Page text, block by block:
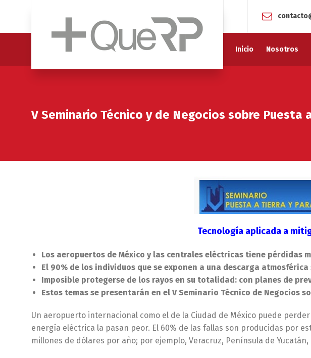
Inicio Nosotros
V Seminario Técnico y de Negocios sobre Puesta
Tecnología aplicada a
Los aeropuertos de México y las centrales eléctricas tiene pérdidas
El 90% de los individuos que se exponen a una descarga
Imposible protegerse de los rayos en su totalidad: con planes de
Estos temas se presentarán en el V Seminario Técnico de Negocios
Un aeropuerto internacional como el de la Ciudad de México puede
energía eléctrica la pasan peor. El 60% de las fallas son producidas por
millones de dólares por año; por ejemplo, Veracruz, Península de